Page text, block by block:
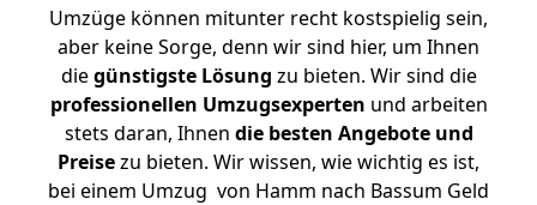
Umzüge können mitunter recht kostspielig sein,
aber keine Sorge, denn wir sind hier, um Ihnen
diegünstigste Lösung zu bieten. Wir sind die
professionellen Umzugsexperten und arbeiten
stets daran, Ihnen die besten Angebote und
Preisezu bieten. Wir wissen, wie wichtig es ist,
bei einem Umzug von Hamm nach Bassum Geld